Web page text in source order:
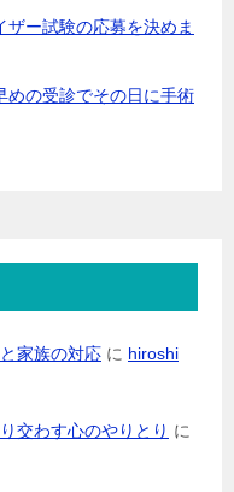
ザー試験の応募を決めま
の受診でその日に手術
家族の対応 に hiroshi
交わす心のやりとり に